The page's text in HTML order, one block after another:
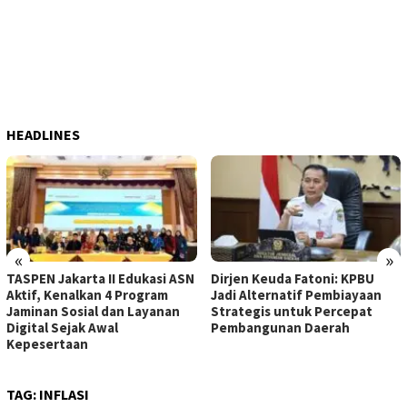
HEADLINES
« »
TASPEN Jakarta II Edukasi ASN
Aktif, Kenalkan 4 Program
Jaminan Sosial dan Layanan
Digital Sejak Awal
Kepesertaan
Dirjen Keuda Fatoni: KPBU
Jadi Alternatif Pembiayaan
Strategis untuk Percepat
Pembangunan Daerah
TAG: INFLASI